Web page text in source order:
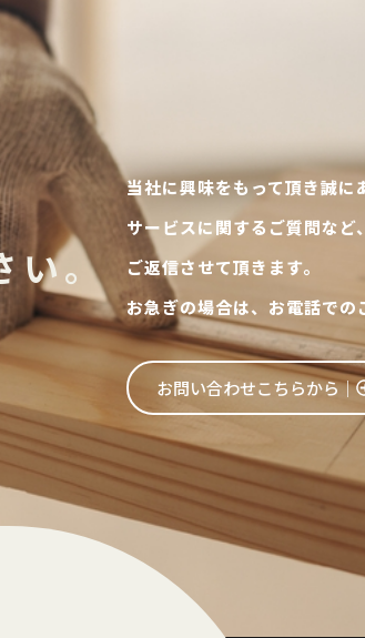
い。
当社に興味をもって頂き誠に
サービスに関するご質問な
ご返信させて頂きます。
お急ぎの場合は、お電話で
お問い合わせこちらから│